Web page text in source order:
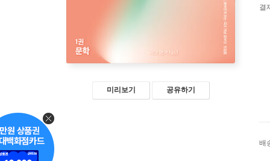
미리보기 공유하기
결
배